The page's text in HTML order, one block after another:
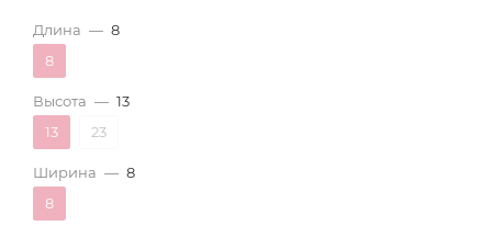
Длина — 8
8
Высота — 13
13
23
Ширина — 8
8